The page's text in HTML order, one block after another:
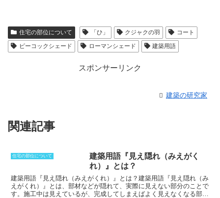
住宅の部位について 「ひ」 クジャクの羽
コート
ピーコックシェード
ローマンシェード 建築用語
スポンサーリンク
建築の研究家
関連記事
住宅の部位について
建築用語『見え隠れ（みえがく
れ）』とは？
建築用語『見え隠れ（みえがくれ）』とは？建築用語『見え隠れ（み
えがくれ）』とは、部材などが隠れて、実際に見えない部分のことで
す。施工中は見えているが、完成してしまえばよく見えなくなる部材